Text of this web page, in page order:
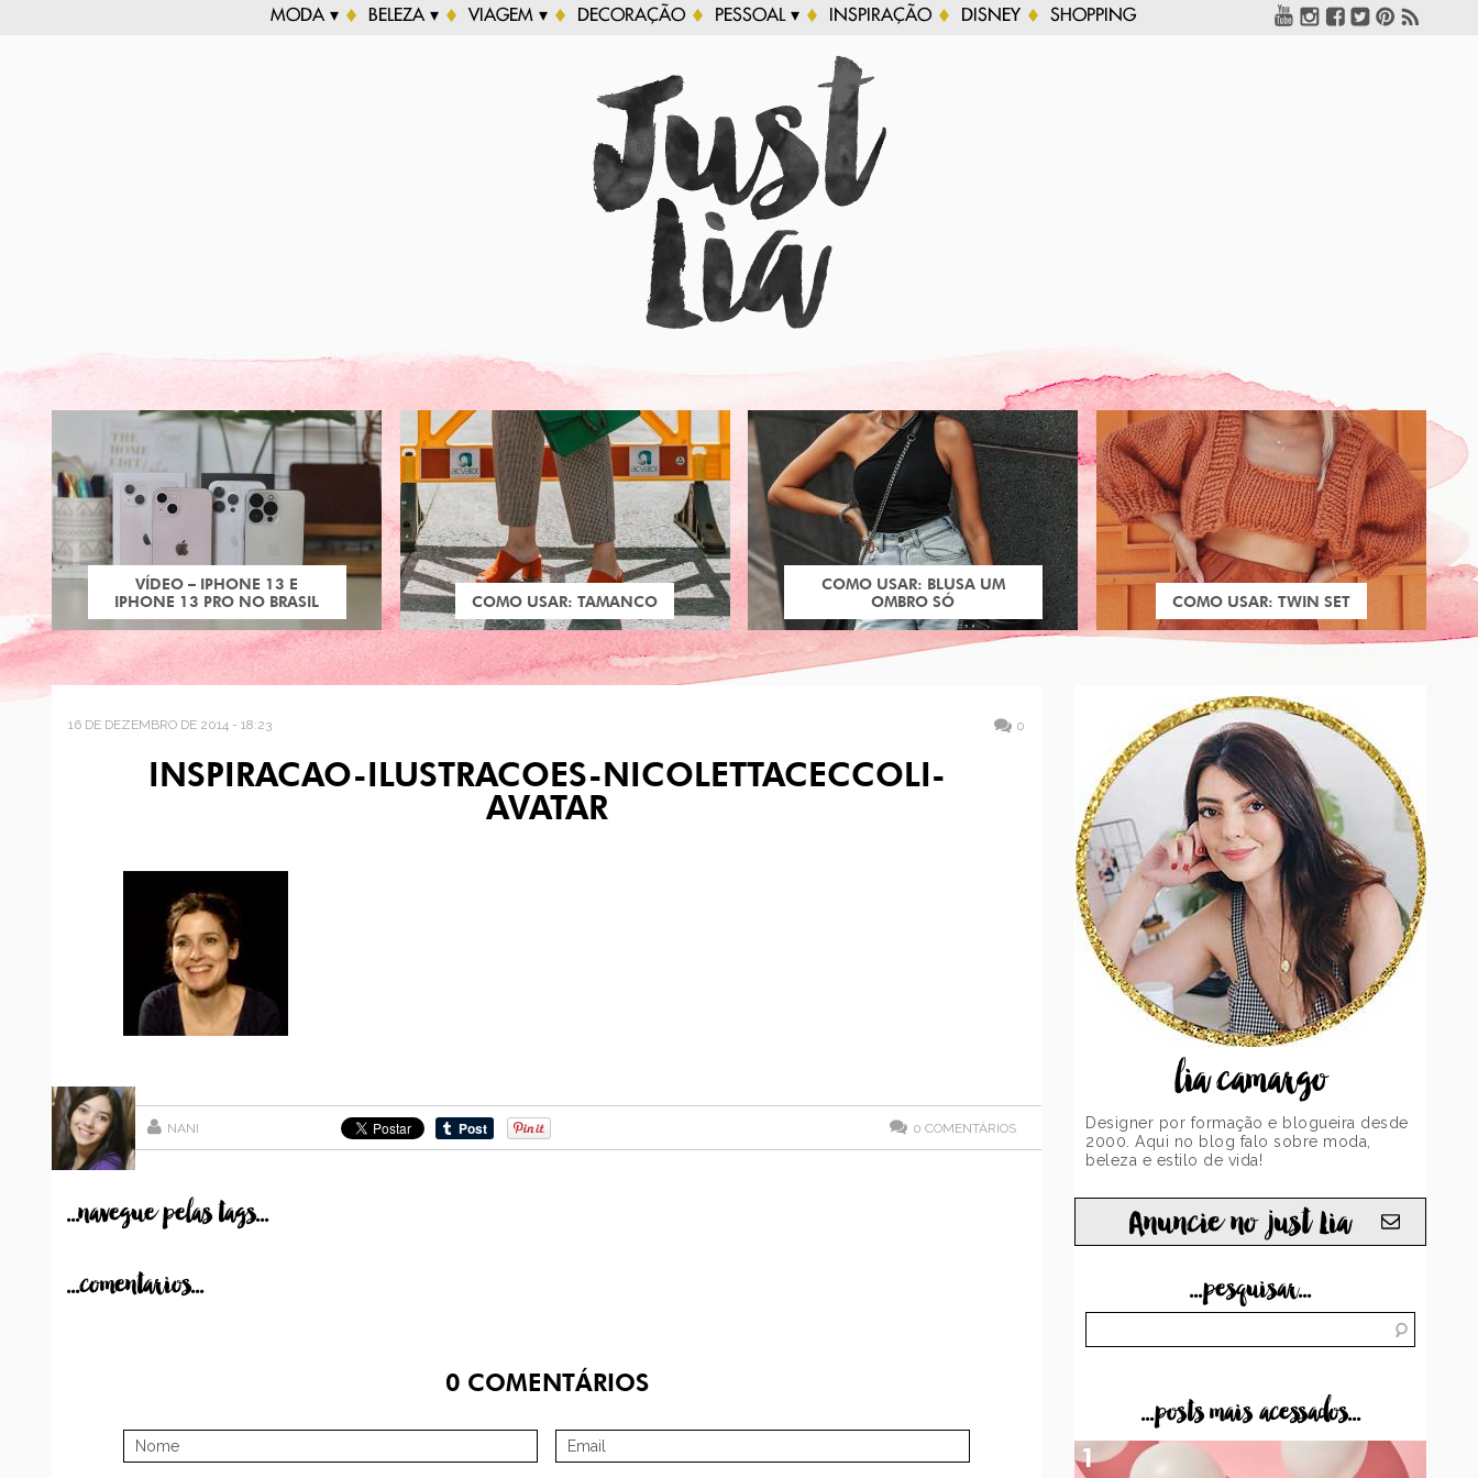
MODA ▾ BELEZA ▾ VIAGEM ▾ DECORAÇÃO PESSOAL ▾ INSPIRAÇÃO DISNEY SHOPPING
VÍDEO – IPHONE 13 E
IPHONE 13 PRO NO BRASIL
COMO USAR: TAMANCO
COMO USAR: BLUSA UM
OMBRO SÓ
COMO USAR: TWIN SET
16 DE DEZEMBRO DE 2014 - 18:23 0
INSPIRACAO-ILUSTRACOES-NICOLETTACECCOLI-
AVATAR
NANI 0 COMENTÁRIOS
...navegue pelas tags...
...comentarios...
0COMENTÁRIOS
lia camargo
Designer por formação e blogueira desde
2000. Aqui no blog falo sobre moda,
beleza e estilo de vida!
Anuncie no just Lia
...pesquisar...
...posts mais acessados...
1